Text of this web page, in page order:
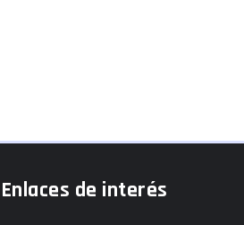
Enlaces de interés